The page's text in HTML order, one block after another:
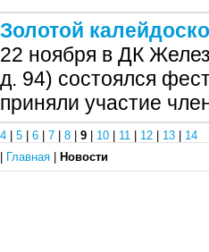
Золотой
22 ноября в ДК
д. 94) состоялся
приняли участие
4 5 6 7 8 9 10 11 12 13
14
Главная Новости